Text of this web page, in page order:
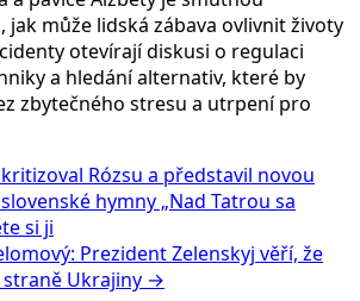
může lidská zábava ovlivnit životy
otevírají diskusi o regulaci
a hledání alternativ, které by
zbytečného stresu a utrpení pro
Rózsu a představil novou
hymny „Nad Tatrou sa
si ji
Prezident Zelenskyj věří, že
straně Ukrajiny →